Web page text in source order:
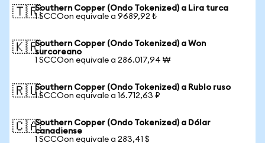
🇹🇷Southern Copper (Ondo Tokenized) a Lira turca
1 SCCOon equivale a 9689,92 ₺
🇰🇷Southern Copper (Ondo Tokenized) a Won
surcoreano
1 SCCOon equivale a 286.017,94 ₩
🇷🇺Southern Copper (Ondo Tokenized) a Rublo ruso
1 SCCOon equivale a 16.712,63 ₽
🇨🇦Southern Copper (Ondo Tokenized) a Dólar
canadiense
1 SCCOon equivale a 283,41 $